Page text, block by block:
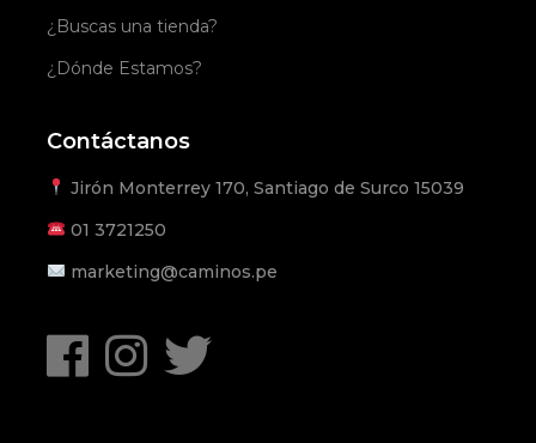
¿Buscas una tienda?
¿Dónde Estamos?
Contáctanos
Jirón Monterrey 170, Santiago de Surco 15039
01 3721250
marketing@caminos.pe